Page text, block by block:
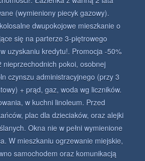
(wymieniony piecyk gazowy).
dwupokojowe mieszkanie o
się na parterze 3-piętrowego
uzyskaniu kredytu!. Promocja -50%
nieprzechodnich pokoi, osobnej
czynszu administracyjnego (przy 3
+ prąd, gaz, woda wg liczników.
w kuchni linoleum. Przed
plac dla dzieciaków, oraz alejki
Okna nie w pełni wymienione
W mieszkaniu ogrzewanie miejskie,
samochodem oraz komunikacją